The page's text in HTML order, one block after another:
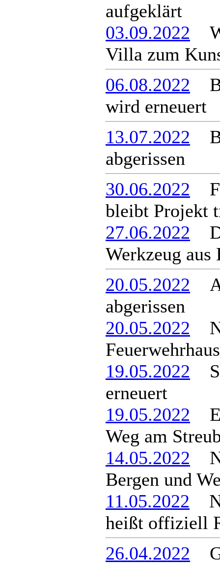
aufgeklärt
03.09.2022
Villa zum
06.08.2022
wird erneuert
13.07.2022
abgerissen
30.06.2022
bleibt Projekt
27.06.2022
Werkzeug aus
20.05.2022
abgerissen
20.05.2022
Feuerwehrhaus
19.05.2022
erneuert
19.05.2022
Weg am
14.05.2022
Bergen und
11.05.2022
heißt offiziell
26.04.2022